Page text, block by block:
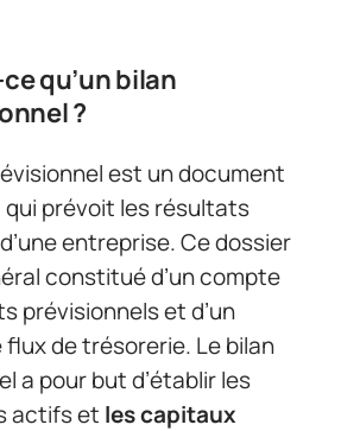
qu’un bilan
?
est un document
prévoit les résultats
entreprise. Ce dossier
constitué d’un compte
prévisionnels et d’un
de trésorerie. Le bilan
a pour but d’établir les
actifs et les capitaux